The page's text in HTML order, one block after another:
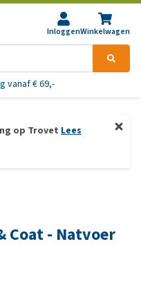
InloggenWinkelwagen
vanaf € 69,-
op Trovet Lees
Coat - Natvoer